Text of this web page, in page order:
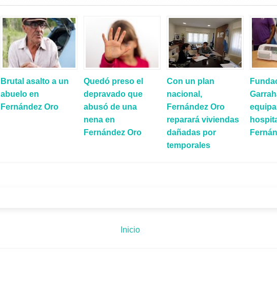
Brutal asalto a un
abuelo en
Fernández Oro
Quedó preso el
depravado que
abusó de una
nena en
Fernández Oro
Con un plan
nacional,
Fernández Oro
reparará viviendas
dañadas por
temporales
Inicio